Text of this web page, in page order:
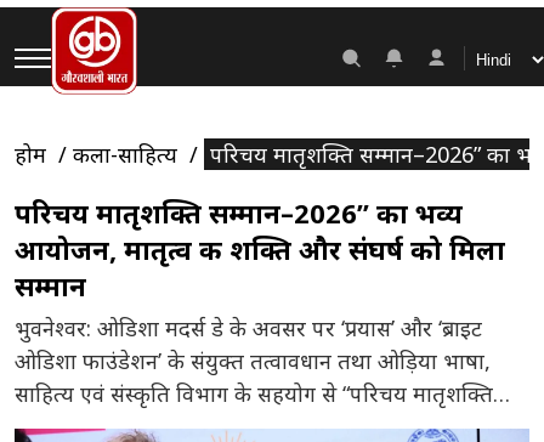
होम कला-साहित्य परिचय मातृशक्ति सम्मान–2026” का
परिचय मातृशक्ति सम्मान–2026” का भव्य
आयोजन, मातृत्व की शक्ति और संघर्ष को मिला
सम्मान
भुवनेश्वर: ओडिशा मदर्स डे के अवसर पर ‘प्रयास’ और ‘ब्राइट
ओडिशा फाउंडेशन’ के संयुक्त तत्वावधान तथा ओड़िया भाषा,
साहित्य एवं संस्कृति विभाग के सहयोग से “परिचय मातृशक्ति
सम्मान–2026” कार्यक्रम का भव्य आयोजन भुवनेश्वर स्थित